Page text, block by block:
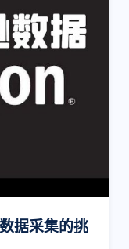
据采集的挑